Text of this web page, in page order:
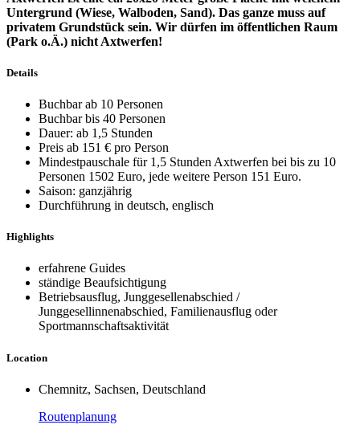
Untergrund (Wiese, Walboden, Sand). Das ganze muss auf
privatem Grundstück sein. Wir dürfen im öffentlichen Raum
(Park o.Ä.) nicht Axtwerfen!
Details
Buchbar ab 10 Personen
Buchbar bis 40 Personen
Dauer: ab 1,5 Stunden
Preis ab 151 € pro Person
Mindestpauschale für 1,5 Stunden Axtwerfen bei bis zu 10
Personen 1502 Euro, jede weitere Person 151 Euro.
Saison: ganzjährig
Durchführung in deutsch, englisch
Highlights
erfahrene Guides
ständige Beaufsichtigung
Betriebsausflug, Junggesellenabschied /
Junggesellinnenabschied, Familienausflug oder
Sportmannschaftsaktivität
Location
Chemnitz, Sachsen, Deutschland
Routenplanung